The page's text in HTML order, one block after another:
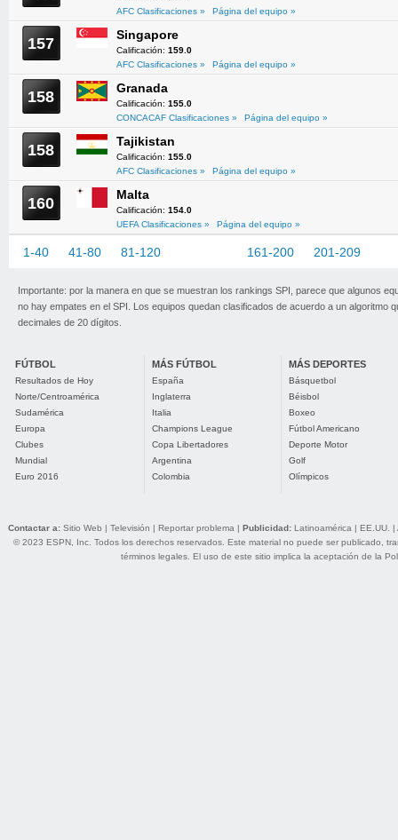
AFC Clasificaciones »
Página del equipo »
157 Singapore
Calificación: 159.0
AFC Clasificaciones »
Página del equipo »
158 Granada
Calificación: 155.0
CONCACAF Clasificaciones »
Página del equipo »
158 Tajikistan
Calificación: 155.0
AFC Clasificaciones »
Página del equipo »
160 Malta
Calificación: 154.0
UEFA Clasificaciones »
Página del equipo »
1-40 41-80 81-120 161-200 201-209
Importante: por la manera en que se muestran los rankings SPI, parece que algunos
no hay empates en el SPI. Los equipos quedan clasificados de acuerdo a un algoritmo
decimales de 20 dígitos.
FÚTBOL
Resultados de Hoy
Norte/Centroamérica
Sudamérica
Europa
Clubes
Mundial
Euro 2016
MÁS FÚTBOL
España
Inglaterra
Italia
Champions League
Copa Libertadores
Argentina
Colombia
MÁS DEPORTES
Básquetbol
Béisbol
Boxeo
Fútbol Americano
Deporte Motor
Golf
Olímpicos
Contactar a: Sitio Web | Televisión | Reportar problema | Publicidad: Latinoamérica | EE.UU. |
© 2023 ESPN, Inc. Todos los derechos reservados. Este material no puede ser publicado,
términos legales. El uso de este sitio implica la aceptación de la